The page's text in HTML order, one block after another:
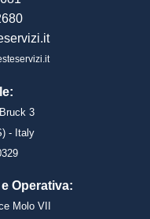
3
- Italy
Operativa:
Molo VII